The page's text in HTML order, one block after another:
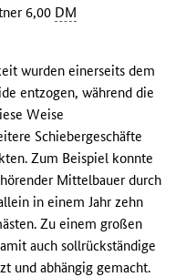
6,00 DM
wurden einerseits dem
entzogen, während die
Weise
Schiebergeschäfte
Zum Beispiel konnte
Mittelbauer durch
in einem Jahr zehn
Zu einem großen
auch sollrückständige
und abhängig gemacht.